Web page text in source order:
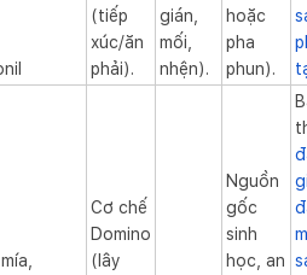
(tiếp
xúc/ăn
phải).
gián,
mối,
nhện).
hoặc
pha
phun).
Cơ chế
Domino
(lây
Nguồn
gốc
sinh
học, an